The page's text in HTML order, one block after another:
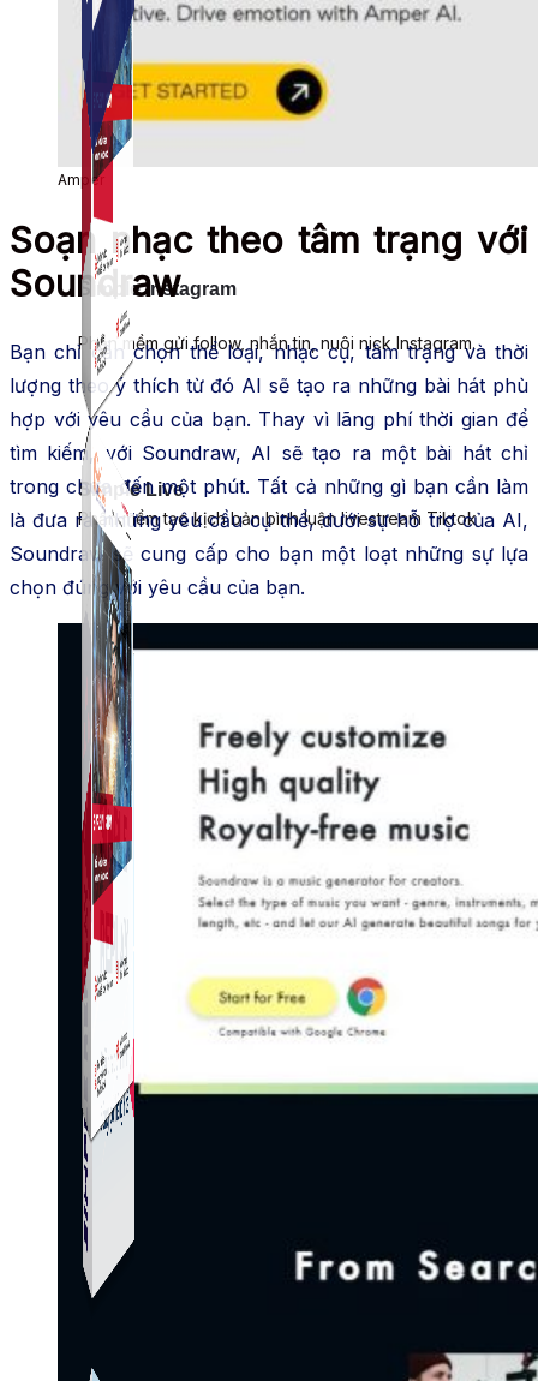
Simple Live
Phần mềm tạo kịch bản bình luận livestream Tiktok
Simple Replay
Simple Instagram
Phần mềm gửi follow, nhắn tin, nuôi nick Instagram.
Simple Live
Phần mềm tạo kịch bản bình luận livestream Tiktok
Amper
Soạn nhạc theo tâm trạng với
Soundraw
Bạn chỉ cần chọn thể loại, nhạc cụ, tâm trạng và thời
lượng theo ý thích từ đó AI sẽ tạo ra những bài hát phù
hợp với yêu cầu của bạn. Thay vì lãng phí thời gian để
tìm kiếm, với Soundraw, AI sẽ tạo ra một bài hát chỉ
trong chưa đến một phút. Tất cả những gì bạn cần làm
là đưa ra những yêu cầu cụ thể, dưới sự hỗ trợ của AI,
Soundraw sẽ cung cấp cho bạn một loạt những sự lựa
chọn đúng với yêu cầu của bạn.